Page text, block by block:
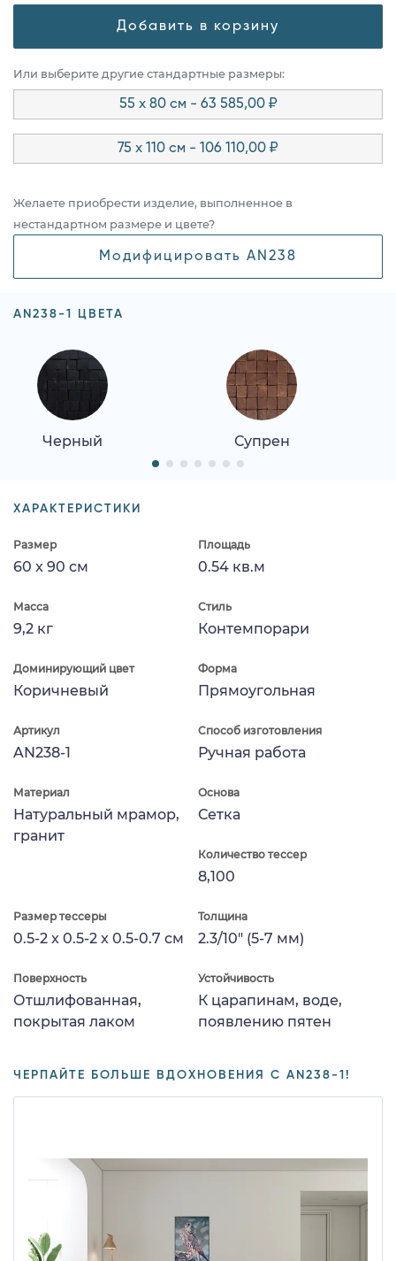
Добавить в корзину
Или выберите другие стандартные размеры:
55 x 80 см - 63 585,00 ₽
75 x 110 см - 106 110,00 ₽
Желаете приобрести изделие, выполненное в
нестандартном размере и цвете?
Модифицировать AN238
AN238-1 ЦВЕТА
Черный Супрен
ХАРАКТЕРИСТИКИ
Размер
60 x 90 см
Площадь
0.54 кв.м
Масса
9,2 кг
Стиль
Контемпорари
Доминирующий цвет
Коричневый
Форма
Прямоугольная
Артикул
AN238-1
Способ изготовления
Ручная работа
Материал
Натуральный мрамор,
гранит
Основа
Сетка
Количество тессер
8,100
Размер тессеры
0.5-2 x 0.5-2 x 0.5-0.7 см
Толщина
2.3/10" (5-7 мм)
Поверхность
Отшлифованная,
покрытая лаком
Устойчивость
К царапинам, воде,
появлению пятен
ЧЕРПАЙТЕ БОЛЬШЕ ВДОХНОВЕНИЯ С AN238-1!